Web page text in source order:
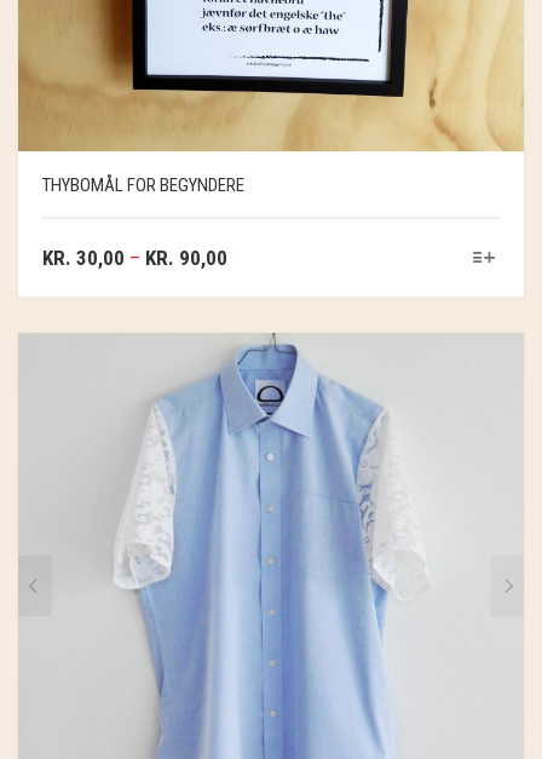
THYBOMÅL FOR BEGYNDERE
KR. 30,00 – KR. 90,00